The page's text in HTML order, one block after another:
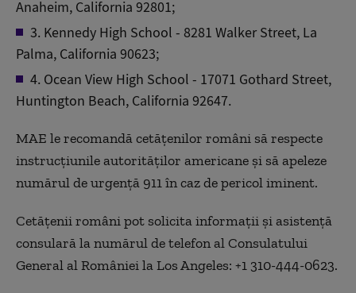
Anaheim, California 92801;
3. Kennedy High School - 8281 Walker Street, La
Palma, California 90623;
4. Ocean View High School - 17071 Gothard Street,
Huntington Beach, California 92647.
MAE le recomandă cetăţenilor români să respecte
instrucţiunile autorităţilor americane şi să apeleze
numărul de urgenţă 911 în caz de pericol iminent.
Cetăţenii români pot solicita informaţii şi asistenţă
consulară la numărul de telefon al Consulatului
General al României la Los Angeles: +1 310-444-0623.